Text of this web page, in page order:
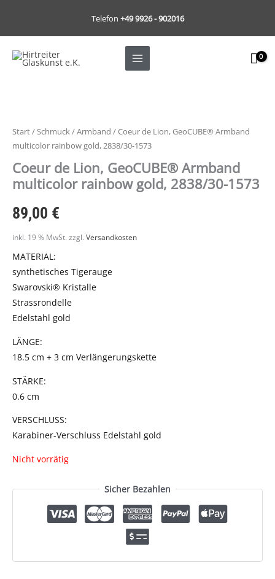
springen
Telefon +49 9926 - 902016
Start/Schmuck/Armband / Coeur de Lion, GeoCUBE® Armband
multicolor rainbow gold, 2838/30-1573
Coeur de Lion, GeoCUBE® Armband
multicolor rainbow gold, 2838/30-1573
89,00 €
inkl. 19 % MwSt. zzgl. Versandkosten
MATERIAL:
synthetisches Tigerauge
Swarovski® Kristalle
Strassrondelle
Edelstahl gold
LÄNGE:
18.5 cm + 3 cm Verlängerungskette
STÄRKE:
0.6 cm
VERSCHLUSS:
Karabiner-Verschluss Edelstahl gold
Nicht vorrätig
Sicher Bezahlen